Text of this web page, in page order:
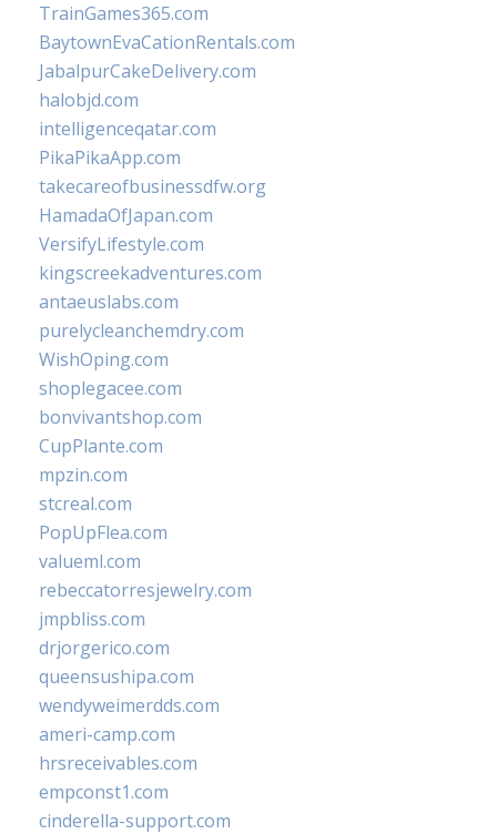
TrainGames365.com
BaytownEvaCationRentals.com
JabalpurCakeDelivery.com
halobjd.com
intelligenceqatar.com
PikaPikaApp.com
takecareofbusinessdfw.org
HamadaOfJapan.com
VersifyLifestyle.com
kingscreekadventures.com
antaeuslabs.com
purelycleanchemdry.com
WishOping.com
shoplegacee.com
bonvivantshop.com
CupPlante.com
mpzin.com
stcreal.com
PopUpFlea.com
valueml.com
rebeccatorresjewelry.com
jmpbliss.com
drjorgerico.com
queensushipa.com
wendyweimerdds.com
ameri-camp.com
hrsreceivables.com
empconst1.com
cinderella-support.com